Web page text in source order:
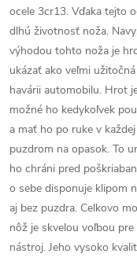
ocele 3cr13. Vďaka tejto
dlhú životnosť noža.
výhodou tohto noža je
ukázať ako veľmi
havárii automobilu. Hrot
možné ho kedykoľvek
a mať ho po ruke v
puzdrom na opasok. To
ho chráni pred
o sebe disponuje klipom
aj bez puzdra. Celkovo
nôž je skvelou voľbou
nástroj. Jeho vysoko